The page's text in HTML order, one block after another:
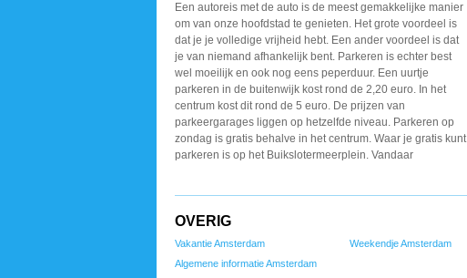
Een autoreis met de auto is de meest gemakkelijke manier
om van onze hoofdstad te genieten. Het grote voordeel is
dat je je volledige vrijheid hebt. Een ander voordeel is dat
je van niemand afhankelijk bent. Parkeren is echter best
wel moeilijk en ook nog eens peperduur. Een uurtje
parkeren in de buitenwijk kost rond de 2,20 euro. In het
centrum kost dit rond de 5 euro. De prijzen van
parkeergarages liggen op hetzelfde niveau. Parkeren op
zondag is gratis behalve in hetcentrum. Waar je gratis kunt
parkeren is op hetBuikslotermeerplein. Vandaar
OVERIG
Vakantie Amsterdam
Algemene informatie Amsterdam
Weekendje Amsterdam